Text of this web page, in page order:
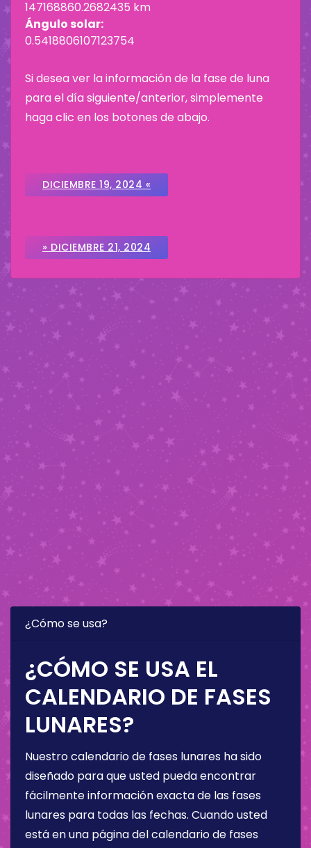
147168860.2682435 km
Ángulo solar:
0.5418806107123754
Si desea ver la información de la fase de luna
para el día siguiente/anterior, simplemente
haga clic en los botones de abajo.
DICIEMBRE 19, 2024 «
» DICIEMBRE 21, 2024
¿Cómo se usa?
¿CÓMO SE USA EL
CALENDARIO DE FASES
LUNARES?
Nuestro calendario de fases lunares ha sido
diseñado para que usted pueda encontrar
fácilmente información exacta de las fases
lunares para todas las fechas. Cuando usted
está en una página del calendario de fases